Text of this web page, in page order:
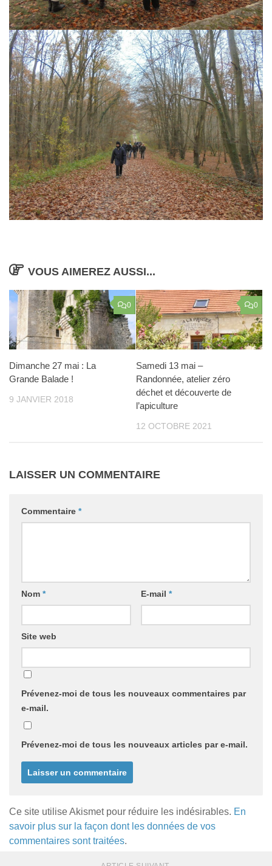
VOUS AIMEREZ AUSSI...
0
Dimanche 27 mai : La
Grande Balade !
9 JANVIER 2018
0
Samedi 13 mai –
Randonnée, atelier zéro
déchet et découverte de
l’apiculture
12 OCTOBRE 2021
LAISSER UN COMMENTAIRE
Commentaire *
Nom * E-mail *
Site web
Prévenez-moi de tous les nouveaux commentaires par
e-mail.
Prévenez-moi de tous les nouveaux articles par e-mail.
Ce site utilise Akismet pour réduire les indésirables. En
savoir plus sur la façon dont les données de vos
commentaires sont traitées.